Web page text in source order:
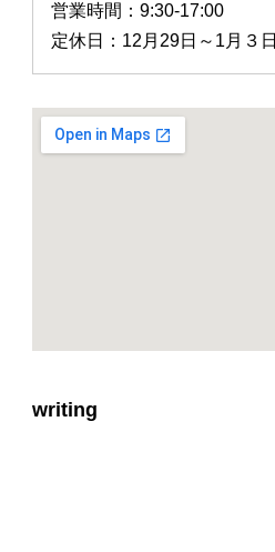
営業時間：9:30-17:00
定休日：12月29日～1月３日
writing